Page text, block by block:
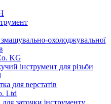
охолоджувальної
KG
інструмент для різьби
для верстатів
Ltd
заточки інструменту